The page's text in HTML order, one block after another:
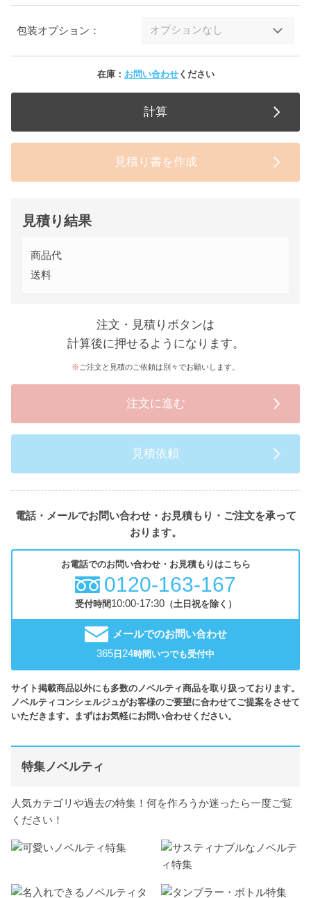
包装オプション：
在庫： お問い合わせください
計算
見積り書を作成
見積り結果
商品代
送料
注文・見積りボタンは
計算後に押せるようになります。
ご注文と見積のご依頼は別々でお願いします。
注文に進む
見積依頼
電話・メールでお問い合わせ・お見積もり・ご注文を承って
おります。
お電話でのお問い合わせ・お見積もりはこちら
0120-163-167
受付時間10:00-17:30（土日祝を除く）
メールでのお問い合わせ
365日24時間いつでも受付中
サイト掲載商品以外にも多数のノベルティ商品を取り扱っております。
ノベルティコンシェルジュがお客様のご要望に合わせてご提案をさせて
いただきます。まずはお気軽にお問い合わせください。
特集ノベルティ
人気カテゴリや過去の特集！何を作ろうか迷ったら一度ご覧
ください！